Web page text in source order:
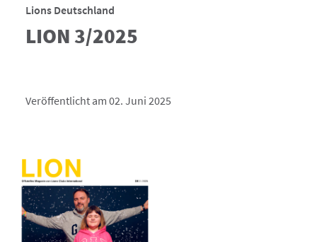
Lions Deutschland
LION 3/2025
Veröffentlicht am 02. Juni 2025